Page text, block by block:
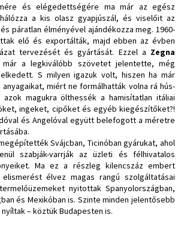
és elégedettségére ma már az egész
a kis olasz gyapjúszál, és viselőit az
páratlan élményével ajándékozza meg. 1960-
elő és exportálták, majd ebben az évben
tervezését és gyártását. Ezzel a Zegna
már a legkiválóbb szövetet jelentette, még
S milyen igazuk volt, hiszen ha már
miért ne formálhatták volna rá hús-
magukra ölthessék a hamisítatlan itáliai
ingeket, cipőket és egyéb kiegészítőket?!
és Angelóval együtt belefogott a méretre
Svájcban, Ticinóban gyárukat, ahol
szabják-varrják az üzleti és félhivatalos
Ma ez a részleg kilencszáz embert
élvez magas rangú szolgáltatásai
nyitottak Spanyolországban,
és Mexikóban is. Szinte minden jelentősebb
– köztük Budapesten is.